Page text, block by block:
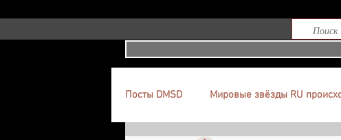
Посты DMSD Мировые звёзды RU